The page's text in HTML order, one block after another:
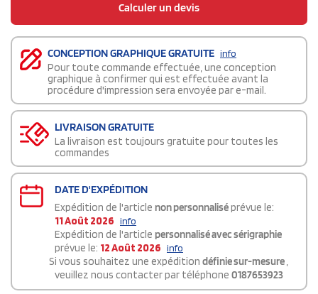
Calculer un devis
CONCEPTION GRAPHIQUE GRATUITE info
Pour toute commande effectuée, une conception
graphique à confirmer qui est effectuée avant la
procédure d'impression sera envoyée par e-mail.
LIVRAISON GRATUITE
La livraison est toujours gratuite pour toutes les
commandes
DATE D'EXPÉDITION
Expédition de l'article non personnaliséprévue le:
11 Août 2026 info
Expédition de l'article personnalisé avec sérigraphie
prévue le: 12 Août 2026 info
Si vous souhaitez une expédition définie sur-mesure,
veuillez nous contacter par téléphone 0187653923